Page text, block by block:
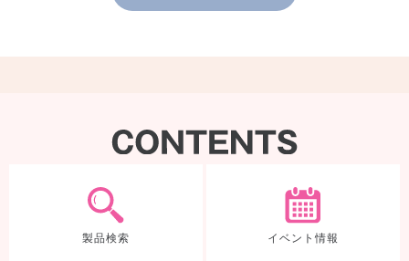
製品検索 イベント情報